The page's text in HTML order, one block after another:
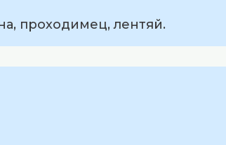
проходимец, лентяй.